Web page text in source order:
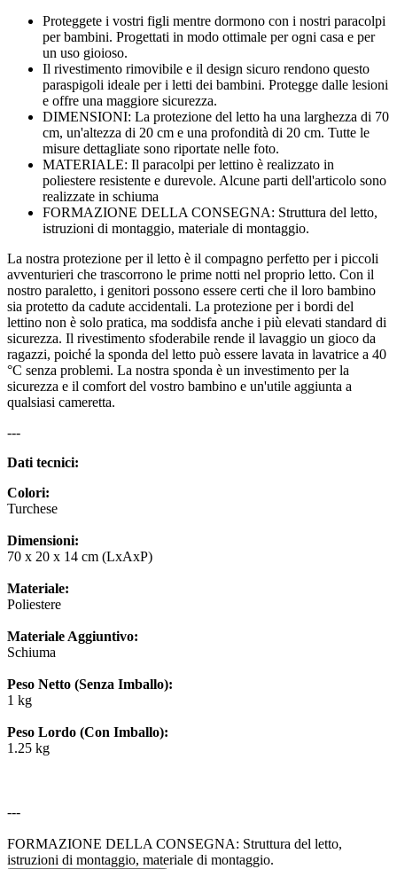
Proteggete i vostri figli mentre dormono con i nostri paracolpi
per bambini. Progettati in modo ottimale per ogni casa e per
un uso gioioso.
Il rivestimento rimovibile e il design sicuro rendono questo
paraspigoli ideale per i letti dei bambini. Protegge dalle lesioni
e offre una maggiore sicurezza.
DIMENSIONI: La protezione del letto ha una larghezza di 70
cm, un'altezza di 20 cm e una profondità di 20 cm. Tutte le
misure dettagliate sono riportate nelle foto.
MATERIALE: Il paracolpi per lettino è realizzato in
poliestere resistente e durevole. Alcune parti dell'articolo sono
realizzate in schiuma
FORMAZIONE DELLA CONSEGNA: Struttura del letto,
istruzioni di montaggio, materiale di montaggio.
La nostra protezione per il letto è il compagno perfetto per i piccoli
avventurieri che trascorrono le prime notti nel proprio letto. Con il
nostro paraletto, i genitori possono essere certi che il loro bambino
sia protetto da cadute accidentali. La protezione per i bordi del
lettino non è solo pratica, ma soddisfa anche i più elevati standard di
sicurezza. Il rivestimento sfoderabile rende il lavaggio un gioco da
ragazzi, poiché la sponda del letto può essere lavata in lavatrice a 40
°C senza problemi. La nostra sponda è un investimento per la
sicurezza e il comfort del vostro bambino e un'utile aggiunta a
qualsiasi cameretta.
---
Dati tecnici:
Colori:
Turchese
Dimensioni:
70 x 20 x 14 cm (LxAxP)
Materiale:
Poliestere
Materiale Aggiuntivo:
Schiuma
Peso Netto (Senza Imballo):
1 kg
Peso Lordo (Con Imballo):
1.25 kg
---
FORMAZIONE DELLA CONSEGNA: Struttura del letto,
istruzioni di montaggio, materiale di montaggio.